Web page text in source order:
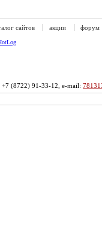
сайтов акции форум
+7 (8722) 91-33-12, e-mail: